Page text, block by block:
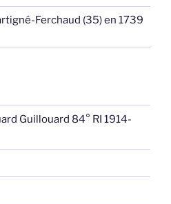
Ferchaud (35) en 1739
Guillouard 84° RI 1914-